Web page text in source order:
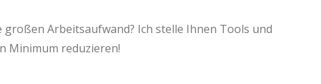
Arbeitsaufwand? Ich stelle Ihnen Tools und
Minimum reduzieren!